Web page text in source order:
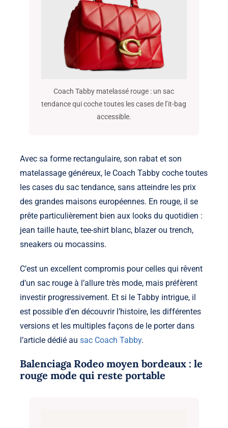
Coach Tabby matelassé rouge : un sac
tendance qui coche toutes les cases de l’it-bag
accessible.
Avec sa forme rectangulaire, son rabat et son
matelassage généreux, le Coach Tabby coche toutes
les cases du sac tendance, sans atteindre les prix
des grandes maisons européennes. En rouge, il se
prête particulièrement bien aux looks du quotidien :
jean taille haute, tee-shirt blanc, blazer ou trench,
sneakers ou mocassins.
C’est un excellent compromis pour celles qui rêvent
d’un sac rouge à l’allure très mode, mais préfèrent
investir progressivement. Et si le Tabby intrigue, il
est possible d’en découvrir l’histoire, les différentes
versions et les multiples façons de le porter dans
l’article dédié au sac Coach Tabby.
Balenciaga Rodeo moyen bordeaux : le
rouge mode qui reste portable